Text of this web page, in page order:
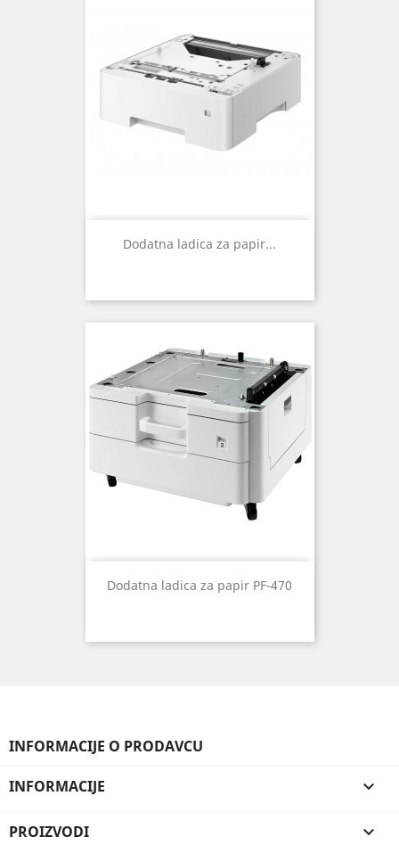
Dodatna ladica za papir...
Dodatna ladica za papir PF-470
INFORMACIJE O PRODAVCU
INFORMACIJE 
PROIZVODI 